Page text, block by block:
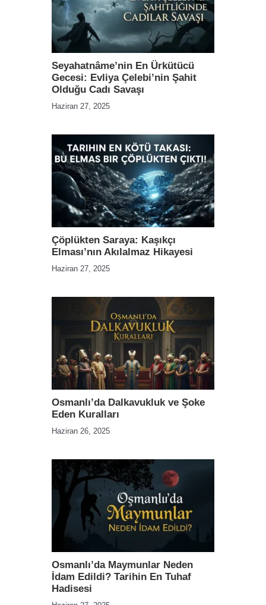
Seyahatnâme’nin En Ürkütücü
Gecesi: Evliya Çelebi’nin Şahit
Olduğu Cadı Savaşı
Haziran 27, 2025
Çöplükten Saraya: Kaşıkçı
Elması’nın Akılalmaz Hikayesi
Haziran 27, 2025
Osmanlı’da Dalkavukluk ve Şoke
Eden Kuralları
Haziran 26, 2025
Osmanlı’da Maymunlar Neden
İdam Edildi? Tarihin En Tuhaf
Hadisesi